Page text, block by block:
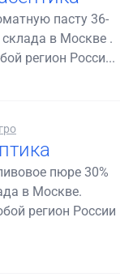
пасту 36-
склада в Москве .
регион Росси...
пюре 30%
в Москве.
регион России